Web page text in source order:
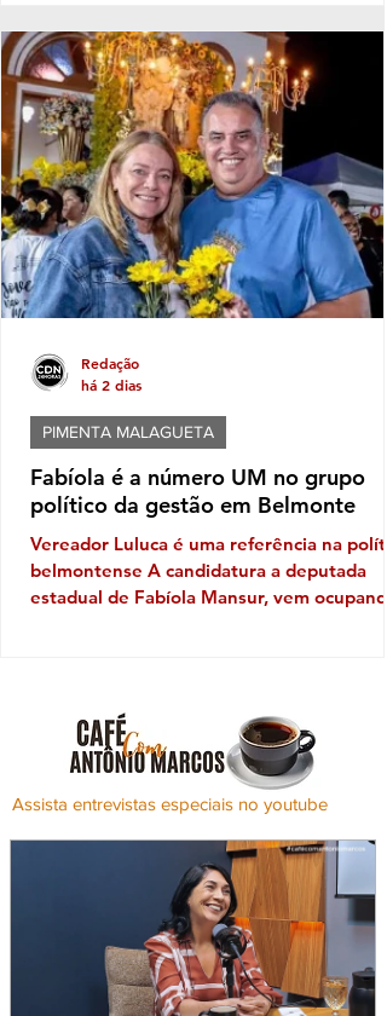
Família Acolhedora, iniciativa que busca
fortalecer a rede de proteção à infância e à
adolescência no município. O programa é
destinado a famílias e pessoas interessadas
em acolher temporariamente crianças e
adolescentes que, por determinação
precisaram ser afastados do convívio
de origem. Durante esse pe
Fabíola é a número UM no grupo
político da gestão em Belmonte
Vereador Luluca é uma referência na
belmontense A candidatura a deputada
estadual de Fabíola Mansur, vem ocupando
Câmara Municipal, Luluca da Ambulância e
da vice-prefeita, Alice Elias Brito, vem
ganhando terreno, e ao que tudo indica
estão dispostos a mostrar o peso político
que representam. Luluca que já cheg
PIMENTA MALAGUETA
Redação
há 2 dias
Assista entrevistas especiais no youtube